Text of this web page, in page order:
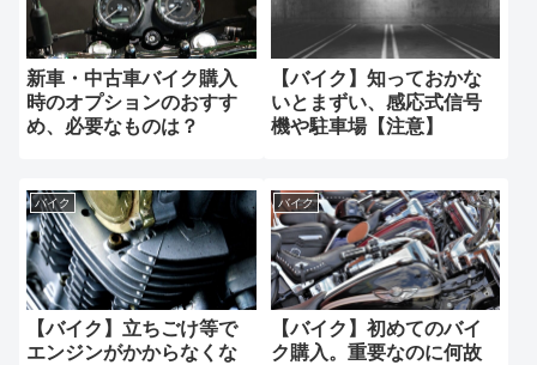
新車・中古車バイク購入
時のオプションのおすす
め、必要なものは？
【バイク】知っておかな
いとまずい、感応式信号
機や駐車場【注意】
バイク
【バイク】立ちごけ等で
エンジンがかからなくな
バイク
【バイク】初めてのバイ
ク購入。重要なのに何故